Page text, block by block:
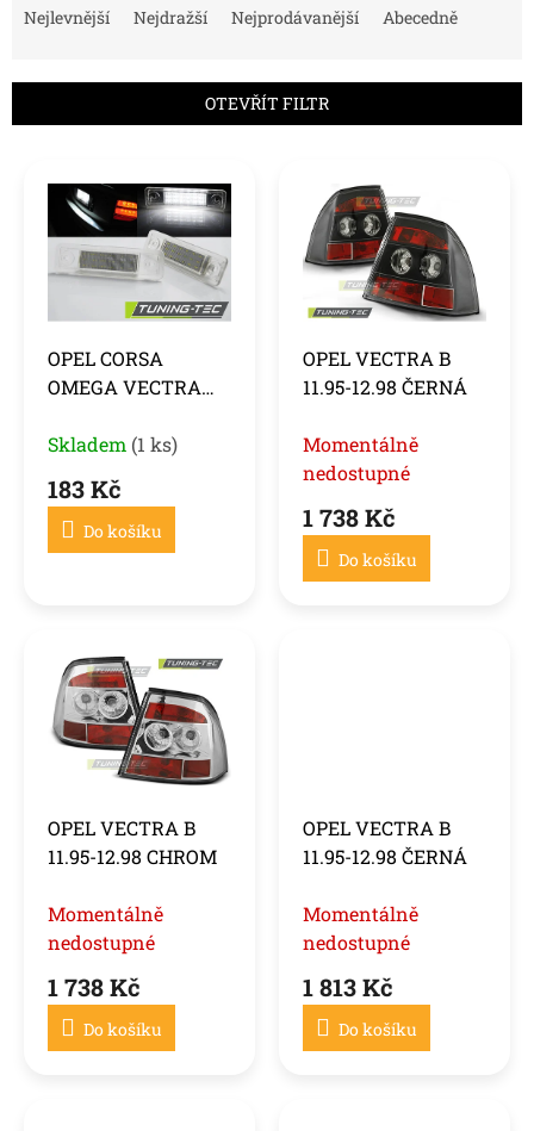
n
í
Nejlevnější Nejdražší Nejprodávanější Abecedně
OTEVŘÍT FILTR
OPEL CORSA
OMEGA VECTRA
Skladem (1 ks)
183 Kč
Do košíku
OPEL VECTRA B
11.95-12.98 ČERNÁ
Momentálně
nedostupné
1 738 Kč
Do košíku
OPEL VECTRA B
11.95-12.98 CHROM
Momentálně
nedostupné
1 738 Kč
Do košíku
OPEL VECTRA B
11.95-12.98 ČERNÁ
Momentálně
nedostupné
1 813 Kč
Do košíku